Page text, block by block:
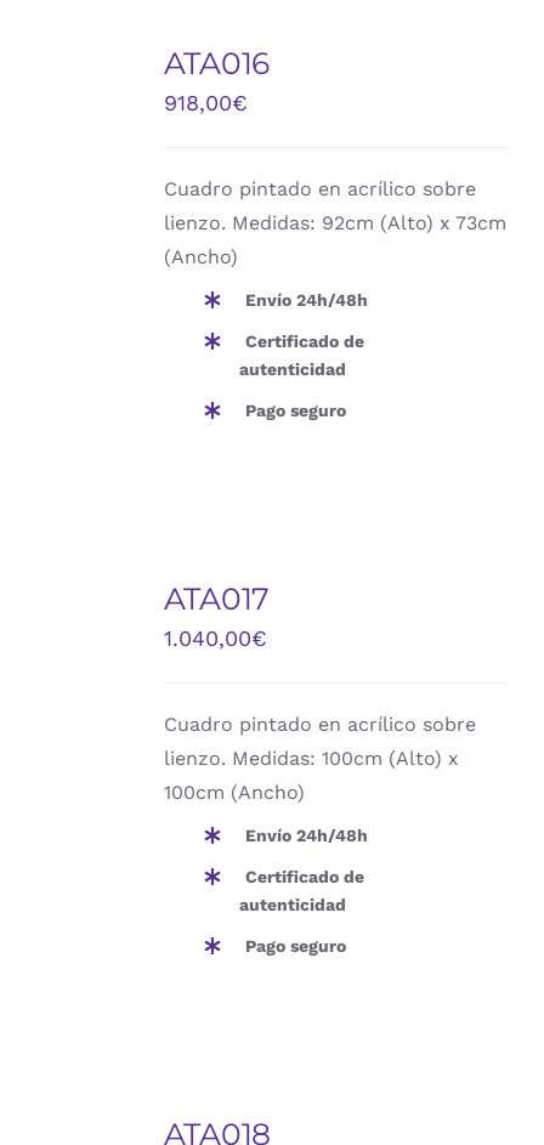
ATA016
918,00€
Cuadro pintado en acrílico sobre
lienzo. Medidas: 92cm (Alto) x 73cm
(Ancho)
Envío 24h/48h
Certificado de
autenticidad
Pago seguro
ATA017
1.040,00€
Cuadro pintado en acrílico sobre
lienzo. Medidas: 100cm (Alto) x
100cm (Ancho)
Envío 24h/48h
Certificado de
autenticidad
Pago seguro
ATA018